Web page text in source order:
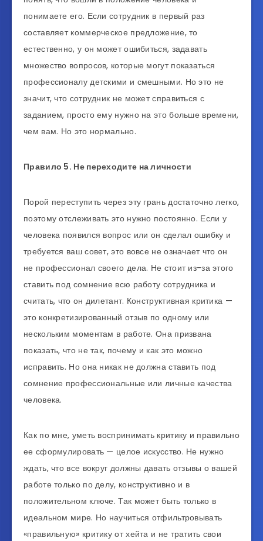
понимаете его. Если сотрудник в первый раз
составляет коммерческое предложение, то
естественно, у он может ошибиться, задавать
множество вопросов, которые могут показаться
профессионалу детскими и смешными. Но это не
значит, что сотрудник не может справиться с
заданием, просто ему нужно на это больше времени,
чем вам. Но это нормально.
Правило 5. Не переходите на личности
Порой переступить через эту грань достаточно легко,
поэтому отслеживать это нужно постоянно. Если у
человека появился вопрос или он сделал ошибку и
требуется ваш совет, это вовсе не означает что он
не профессионал своего дела. Не стоит из-за этого
ставить под сомнение всю работу сотрудника и
считать, что он дилетант. Конструктивная критика —
это конкретизированный отзыв по одному или
нескольким моментам в работе. Она призвана
показать, что не так, почему и как это можно
исправить. Но она никак не должна ставить под
сомнение профессиональные или личные качества
человека.
Как по мне, уметь воспринимать критику и правильно
ее сформулировать — целое искусство. Не нужно
ждать, что все вокруг должны давать отзывы о вашей
работе только по делу, конструктивно и в
положительном ключе. Так может быть только в
идеальном мире. Но научиться отфильтровывать
«правильную» критику от хейта и не тратить свои